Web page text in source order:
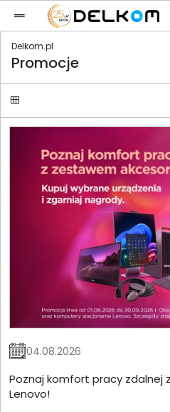
Delkom.pl
Promocje
04.08.2026
Poznaj komfort pracy zdalnej
Lenovo!